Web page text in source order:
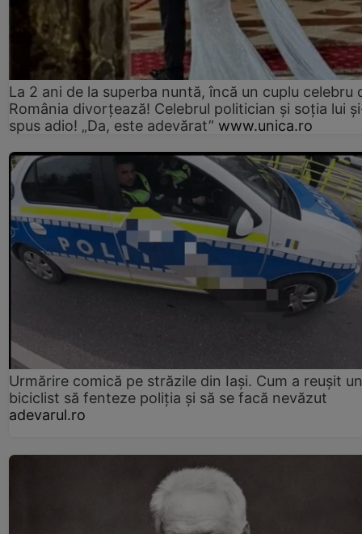
La 2 ani de la superba nuntă, încă un cuplu celebru
România divorțează! Celebrul politician și soția lui
spus adio! „Da, este adevărat” www.unica.ro
Urmărire comică pe străzile din Iași. Cum a reușit un
biciclist să fenteze poliția și să se facă nevăzut
adevarul.ro